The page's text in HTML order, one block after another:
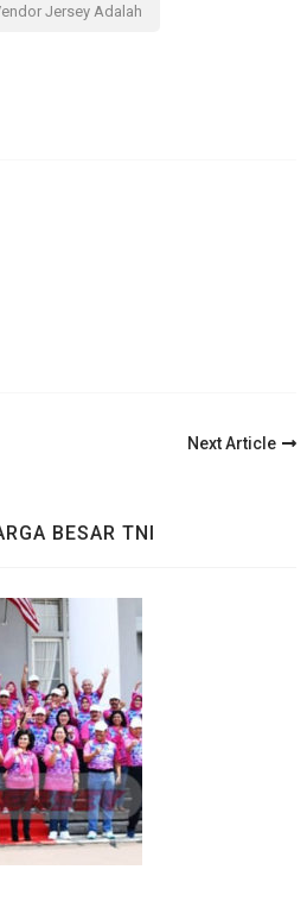
Jersey Adalah
Next Article
BESAR TNI